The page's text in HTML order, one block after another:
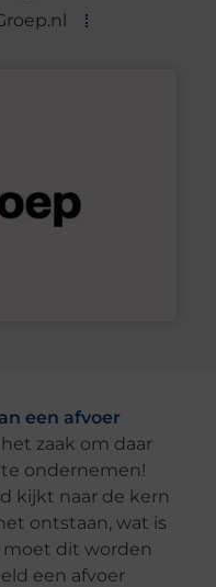
een afvoer
zaak om daar
ondernemen!
kijkt naar de kern
ontstaan, wat is
moet dit worden
een afvoer